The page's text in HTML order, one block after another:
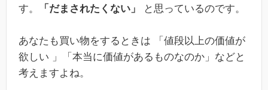
す。
「だまされたくない」 と思っているのです。
あなたも買い物をするときは 「値段以上の価値が
欲しい 」「本当に価値があるものなのか」などと
考えますよね。